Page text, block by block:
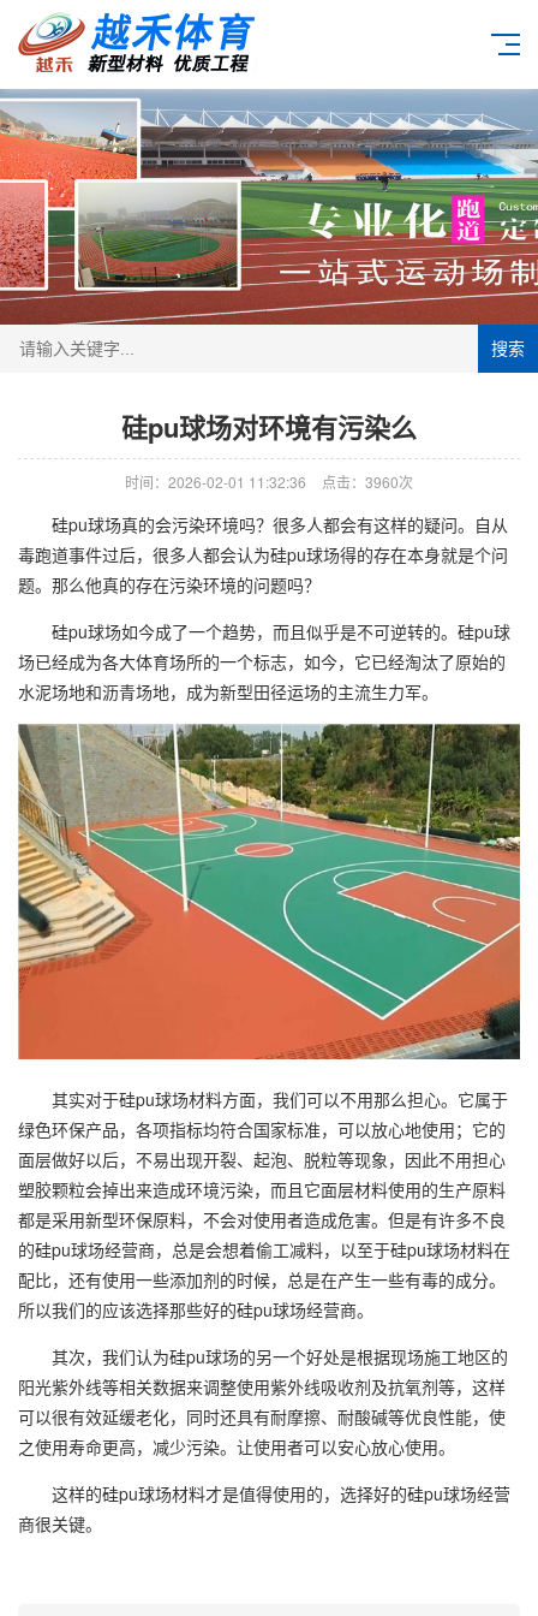
搜索
硅pu球场对环境有污染么
时间：2026-02-01 11:32:36 点击：3960次
硅pu球场真的会污染环境吗？很多人都会有这样的疑问。自从
毒跑道事件过后，很多人都会认为硅pu球场得的存在本身就是个问
题。那么他真的存在污染环境的问题吗？
硅pu球场如今成了一个趋势，而且似乎是不可逆转的。硅pu球
场已经成为各大体育场所的一个标志，如今，它已经淘汰了原始的
水泥场地和沥青场地，成为新型田径运场的主流生力军。
其实对于硅pu球场材料方面，我们可以不用那么担心。它属于
绿色环保产品，各项指标均符合国家标准，可以放心地使用；它的
面层做好以后，不易出现开裂、起泡、脱粒等现象，因此不用担心
塑胶颗粒会掉出来造成环境污染，而且它面层材料使用的生产原料
都是采用新型环保原料，不会对使用者造成危害。但是有许多不良
的硅pu球场经营商，总是会想着偷工减料，以至于硅pu球场材料在
配比，还有使用一些添加剂的时候，总是在产生一些有毒的成分。
所以我们的应该选择那些好的硅pu球场经营商。
其次，我们认为硅pu球场的另一个好处是根据现场施工地区的
阳光紫外线等相关数据来调整使用紫外线吸收剂及抗氧剂等，这样
可以很有效延缓老化，同时还具有耐摩擦、耐酸碱等优良性能，使
之使用寿命更高，减少污染。让使用者可以安心放心使用。
这样的硅pu球场材料才是值得使用的，选择好的硅pu球场经营
商很关键。